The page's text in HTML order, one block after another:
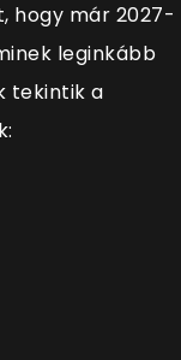
hogy már 2027-
leginkább
tekintik a